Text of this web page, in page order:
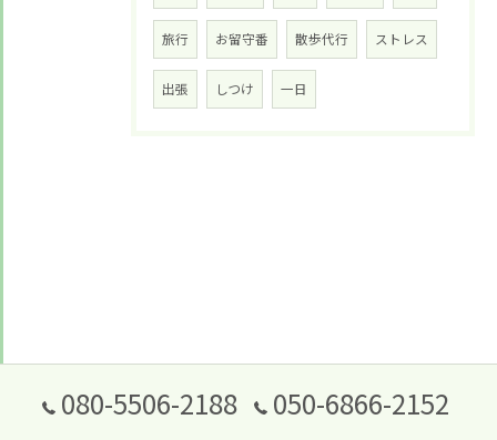
旅行 お留守番 散歩代行 ストレス
出張 しつけ 一日
080-5506-2188 050-6866-2152